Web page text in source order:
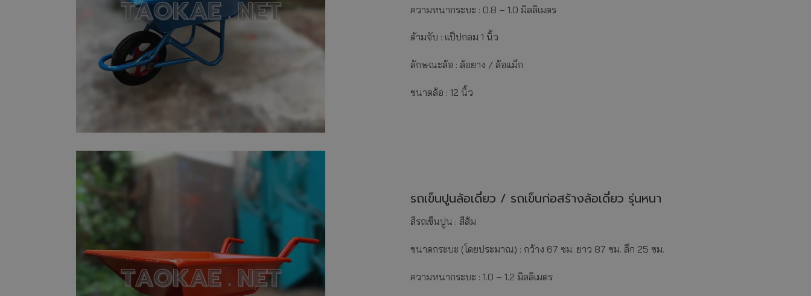
ความหนากระบะ : 0.8 – 1.0 มิลลิเมตร
ด้ามจับ : แป็ปกลม 1 นิ้ว
ลักษณะล้อ : ล้อยาง / ล้อแม็ก
ขนาดล้อ : 12 นิ้ว
รถเข็นปูนล้อเดี่ยว / รถเข็นก่อสร้างล้อเดี่ยว รุ่นหนา
สีรถเข็นปูน : สีส้ม
ขนาดกระบะ (โดยประมาณ) : กว้าง 67 ซม. ยาว 87 ซม. ลึก 25 ซม.
ความหนากระบะ : 1.0 – 1.2 มิลลิเมตร